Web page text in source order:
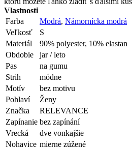
Vlastnosti
Farba
Modrá, Námornícka modrá
Veľkosť
S
Materiál
90% polyester, 10% elastan
Obdobie
jar / leto
Pas
na gumu
Strih
módne
Motív
bez motivu
Pohlaví
Ženy
Značka
RELEVANCE
Zapínanie bez zapínání
Vrecká
dve vonkajšie
Nohavice mierne zúžené